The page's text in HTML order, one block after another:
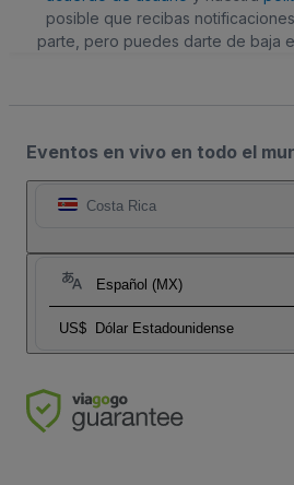
posible que recibas
parte, pero puedes darte de baja
Eventos en vivo en todo el
Costa Rica
Español (MX)
US$ Dólar Estadounidense